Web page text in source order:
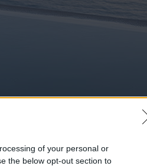
of your personal or
the below opt-out section to